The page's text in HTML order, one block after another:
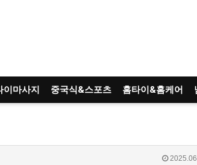
이마사지 중국식&스포츠 홈타이&홈케어